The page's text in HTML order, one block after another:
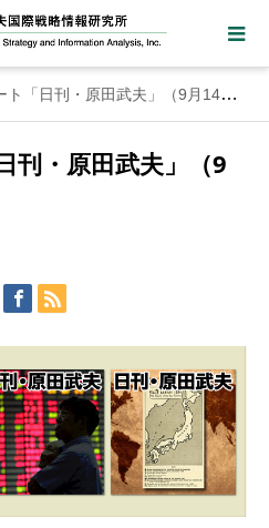
「日刊・原田武夫」（9月14日号）
・原田武夫」（9